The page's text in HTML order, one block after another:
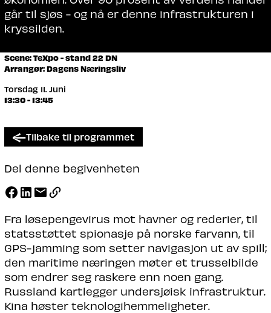
går til sjøs - og nå er denne infrastrukturen i
kryssilden.
Scene: TeXpo - stand 22 DN
Arrangør: Dagens Næringsliv
Torsdag 11. Juni
13:30 - 13:45
Tilbake til programmet
Del denne begivenheten
Fra løsepengevirus mot havner og rederier, til
statsstøttet spionasje på norske farvann, til
GPS-jamming som setter navigasjon ut av spill;
den maritime næringen møter et trusselbilde
som endrer seg raskere enn noen gang.
Russland kartlegger undersjøisk infrastruktur.
Kina høster teknologihemmeligheter.